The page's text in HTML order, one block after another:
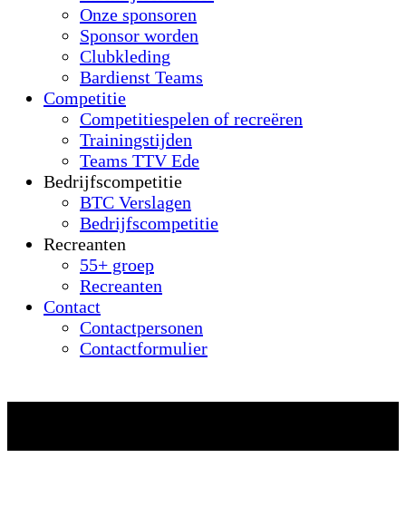
Onze sponsoren
Sponsor worden
Clubkleding
Bardienst Teams
Competitie
Competitiespelen of recreëren
Trainingstijden
Teams TTV Ede
Bedrijfscompetitie
BTC Verslagen
Bedrijfscompetitie
Recreanten
55+ groep
Recreanten
Contact
Contactpersonen
Contactformulier